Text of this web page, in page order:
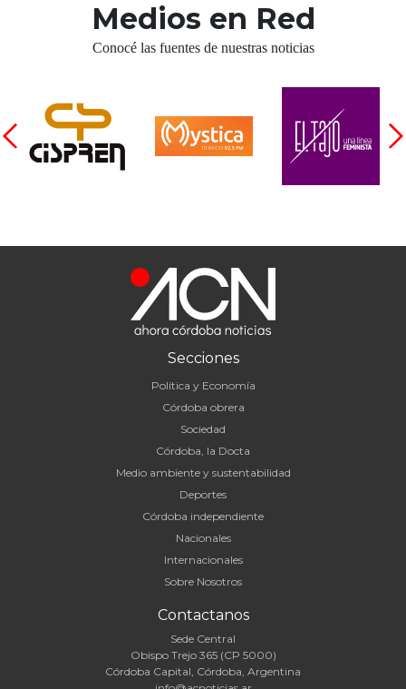
Medios en Red
Conocé las fuentes de nuestras noticias
Secciones
Política y Economía
Córdoba obrera
Sociedad
Córdoba, la Docta
Medio ambiente y sustentabilidad
Deportes
Córdoba independiente
Nacionales
Internacionales
Sobre Nosotros
Contactanos
Sede Central
Obispo Trejo 365 (CP 5000)
Córdoba Capital, Córdoba, Argentina